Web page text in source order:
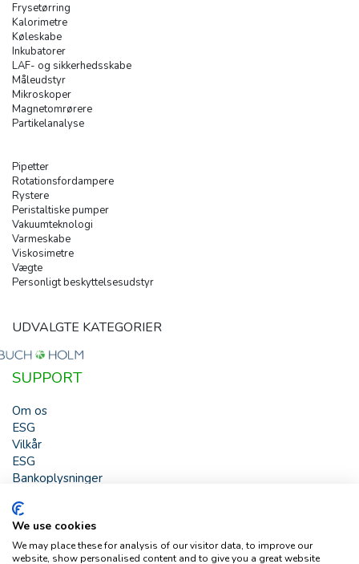
Frysetørring
Kalorimetre
Køleskabe
Inkubatorer
LAF- og sikkerhedsskabe
Måleudstyr
Mikroskoper
Magnetomrørere
Partikelanalyse
Pipetter
Rotationsfordampere
Rystere
Peristaltiske pumper
Vakuumteknologi
Varmeskabe
Viskosimetre
Vægte
Personligt beskyttelsesudstyr
UDVALGTE KATEGORIER
SUPPORT
Om os
ESG
Vilkår
ESG
Bankoplysninger
HJÆLP
Buch & Holm A/S - Marielundvej 39 - DK-2730 Herlev -
Tlf. +45 44 54 00 00 - e-mail:b-h@buch-holm.dk- CVR-nr.:
We use cookies
We may place these for analysis of our visitor data, to improve our
website, show personalised content and to give you a great website